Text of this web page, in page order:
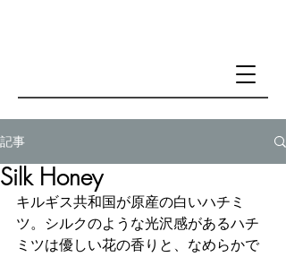
記事
Silk Honey
キルギス共和国が原産の白いハチミ
ツ。シルクのような光沢感があるハチ
ミツは優しい花の香りと、なめらかで